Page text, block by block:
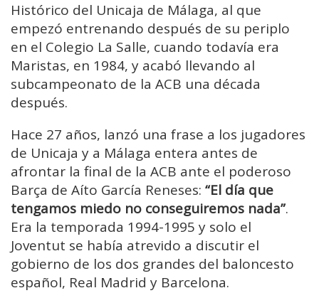
Histórico del Unicaja de Málaga, al que
empezó entrenando después de su periplo
en el Colegio La Salle, cuando todavía era
Maristas, en 1984, y acabó llevando al
subcampeonato de la ACB una década
después.
Hace 27 años, lanzó una frase a los jugadores
de Unicaja y a Málaga entera antes de
afrontar la final de la ACB ante el poderoso
Barça de Aíto García Reneses: “El día que
tengamos miedo no conseguiremos nada”.
Era la temporada 1994-1995 y solo el
Joventut se había atrevido a discutir el
gobierno de los dos grandes del baloncesto
español, Real Madrid y Barcelona.